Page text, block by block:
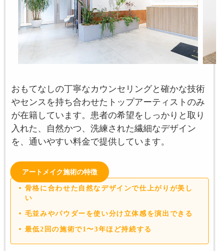
おもてなしの丁寧なカウンセリングと確かな技術
やセンスを持ち合わせたトップアーティストのみ
が在籍しています。患者の希望をしっかりと取り
入れた、自然かつ、洗練された繊細なデザイン
を、通いやすい料金で提供しています。
アートメイク施術の特徴
骨格に合わせた自然なデザインで仕上がりが美し
い
毛並みやパウダーを使い分け立体感を演出できる
最低2回の施術で1〜3年ほど持続する